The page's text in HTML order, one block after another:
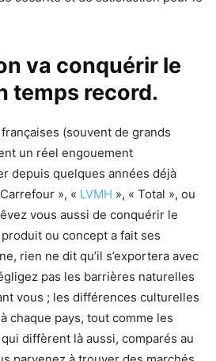
va conquérir le
temps record.
françaises (souvent de grands
un réel engouement
depuis quelques années déjà
», « LVMH », « Total », ou
vous aussi de conquérir le
ou concept a fait ses
rien ne dit qu’il s’exportera avec
pas les barrières naturelles
vous ; les différences culturelles
chaque pays, tout comme les
diffèrent là aussi, comparés au